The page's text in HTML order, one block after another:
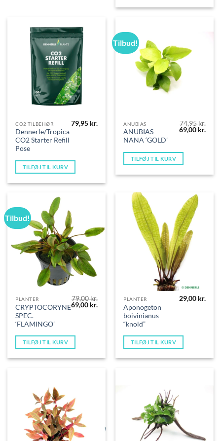
CO2 TILBEHØR
Dennerle/Tropica
CO2 Starter Refill
Pose
79,95 kr.
TILFØJ TIL KURV
Tilbud!
ANUBIAS
ANUBIAS
NANA ‘GOLD’
74,95kr.
Den
oprindelige
74,95 kr..
69,00 kr.
TILFØJ TIL KURV
Tilbud!
PLANTER
CRYPTOCORYNE
SPEC.
‘FLAMINGO’
79,00kr.
Den
oprindelige
69,00 kr.Den
TILFØJ TIL KURV
PLANTER
Aponogeton
boivinianus
“knold”
29,00 kr.
TILFØJ TIL KURV